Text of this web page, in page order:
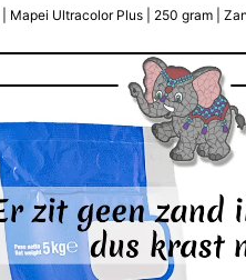
steentjes 2 cm
steentjes Pixel 8 mm
steentjes Rond
steentjes
steentjes Speciale
steentjes
Keramische
Keramische Cirkels
Keramische
Keramische
Keramische
Keramische
Keramische
Keramische
Mapei Ultracolor Plus | 250 gram |